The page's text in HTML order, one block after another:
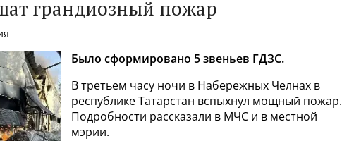
грандиозный пожар
Было сформировано 5 звеньев ГДЗС.
В третьем часу ночи в Набережных Челнах в
республике Татарстан вспыхнул мощный пожар.
Подробности рассказали в МЧС и в местной
мэрии.